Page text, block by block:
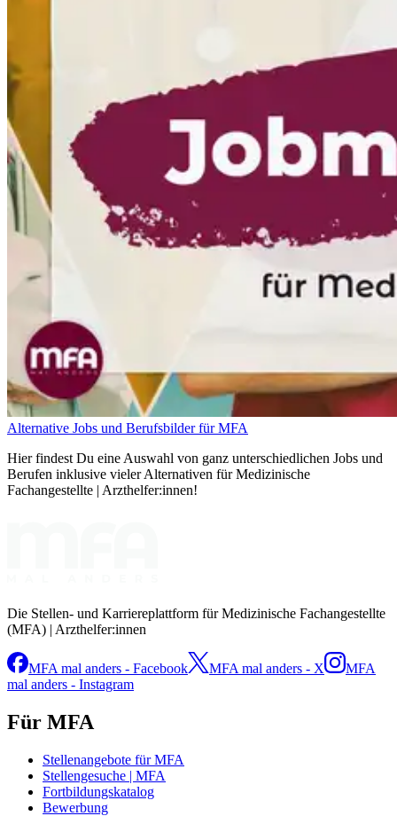
Alternative Jobs und Berufsbilder für MFA
Hier findest Du eine Auswahl von ganz unterschiedlichen Jobs und
Berufen inklusive vieler Alternativen für Medizinische
Fachangestellte | Arzthelfer:innen!
Die Stellen- und Karriereplattform für Medizinische Fachangestellte
(MFA) | Arzthelfer:innen
MFA mal anders - Facebook MFA mal anders - X
MFA
mal anders - Instagram
Für MFA
Stellenangebote für MFA
Stellengesuche | MFA
Fortbildungskatalog
Bewerbung